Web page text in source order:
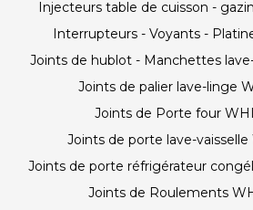
Injecteurs table de cuisson -
Interrupteurs - Voyants -
Joints de hublot - Manchettes
Joints de palier lave-linge
Joints de Porte four
Joints de porte lave-
Joints de porte réfrigérateur
Joints de Roulements